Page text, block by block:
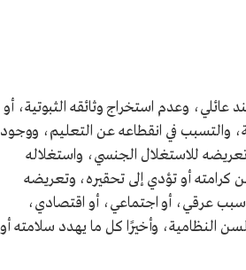
وعدم استخراج وثائقه الثبوتية، أو
والتسبب في انقطاعه عن التعليم،
للاستغلال الجنسي، واستغلاله
كرامته أو تؤدي إلى تحقيره، وتعريضه
سبب عرقي، أو اجتماعي، أو اقتصادي،
النظامية، وأخيرًا كل ما يهدد سلامته أو